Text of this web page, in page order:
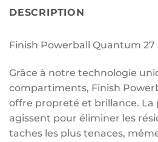
DESCRIPTION
Finish Powerball Quantum 27
Grâce à notre technologie
compartiments, Finish
offre propreté et brillance. La
agissent pour éliminer les
taches les plus tenaces,